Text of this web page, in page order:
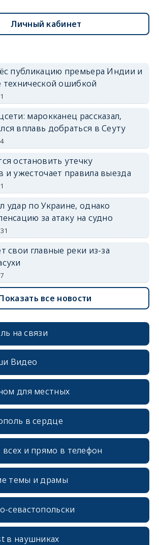
Личный кабинет
публикацию премьера Индии и
технической ошибкой
марокканец рассказал,
вплавь добраться в Сеуту
остановить утечку
и ужесточает правила выезда
удар по Украине, однако
за атаку на судно
свои главные реки из-за
все новости
на связи
Видео
для местных
в сердце
и прямо в телефон
темы и драмы
севастопольски
в наушниках